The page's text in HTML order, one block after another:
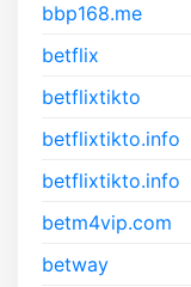
bbp168.me
betflix
betflixtikto
betflixtikto.info
betflixtikto.info
betm4vip.com
betway